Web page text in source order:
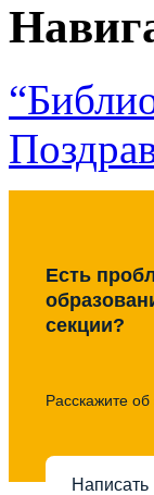
Есть
секции?
Расскажите об
Написать